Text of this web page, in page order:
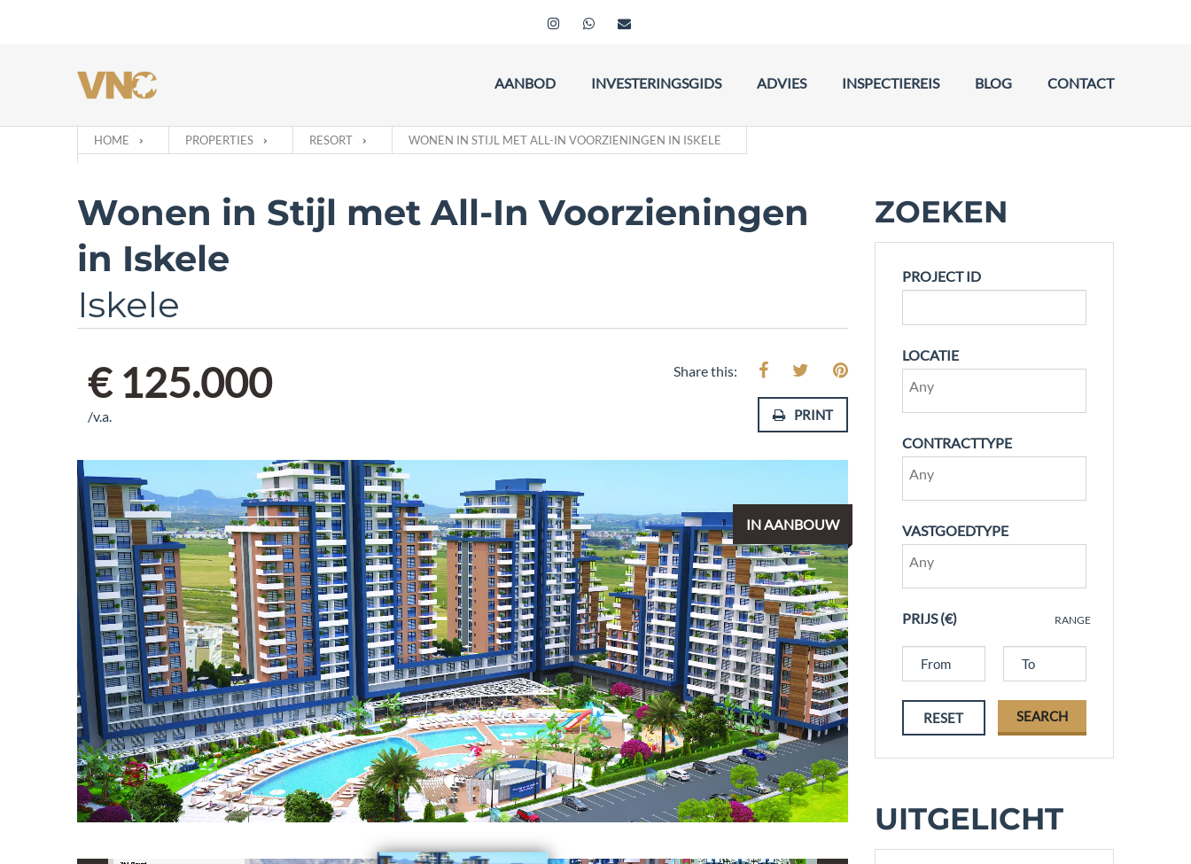
AANBOD INVESTERINGSGIDS ADVIES INSPECTIEREIS BLOG CONTACT
HOME PROPERTIES RESORT WONEN IN STIJL MET ALL-IN VOORZIENINGEN IN ISKELE
Wonen in Stijl met All-In Voorzieningen
in Iskele
Iskele
€ 125.000
/v.a.
Share this:
PRINT
IN AANBOUW
ZOEKEN
PROJECT ID
LOCATIE
CONTRACTTYPE
VASTGOEDTYPE
PRIJS (€) RANGE
RESET SEARCH
UITGELICHT